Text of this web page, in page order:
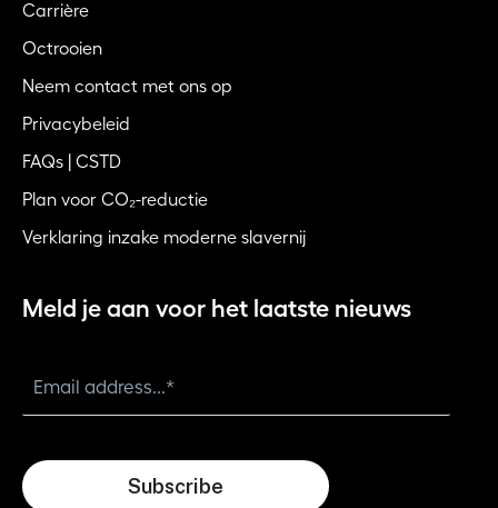
Carrière
Octrooien
Neem contact met ons op
Privacybeleid
FAQs | CSTD
Plan voor CO₂-reductie
Verklaring inzake moderne slavernij
Meld je aan voor het laatste nieuws